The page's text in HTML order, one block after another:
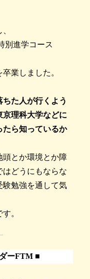
別進学コース
業しました。
た人が行くよう
京理科大学などに
たら知っているか
頭とか環境とか障
どうにもならな
験勉強を通して気
す。
ーFTM ■